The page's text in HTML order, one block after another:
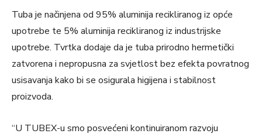
Tuba je načinjena od 95% aluminija recikliranog iz opće
upotrebe te 5% aluminija recikliranog iz industrijske
upotrebe. Tvrtka dodaje da je tuba prirodno hermetički
zatvorena i nepropusna za svjetlost bez efekta povratnog
usisavanja kako bi se osigurala higijena i stabilnost
proizvoda.
“U TUBEX-u smo posvećeni kontinuiranom razvoju